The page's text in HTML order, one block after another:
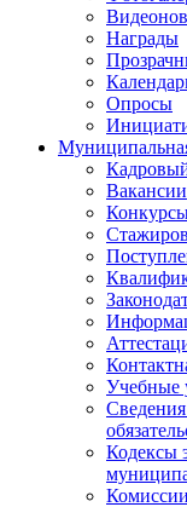
Награды
Опросы
Вакансии
Учебные
Кодексы